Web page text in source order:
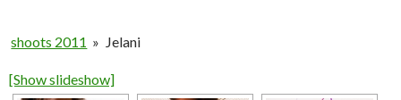
shoots 2011 » Jelani
[Show slideshow]